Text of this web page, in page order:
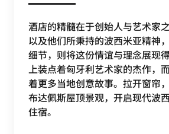
酒店的精髓在于创始人与艺术家
以及他们所秉持的波西米亚精神
细节，则将这份情谊与理念展现
上装点着匈牙利艺术家的杰作，
着更多当地创意故事。拉开窗帘
布达佩斯屋顶景观，开启现代波
住宿。